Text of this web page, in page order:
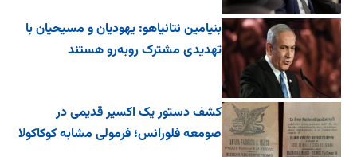
بنیامین نتانیاهو: یهودیان و مسیحیان با
تهدیدی مشترک روبه‌رو هستند
کشف دستور یک اکسیر قدیمی در
صومعه فلورانس؛ فرمولی مشابه کوکاکولا